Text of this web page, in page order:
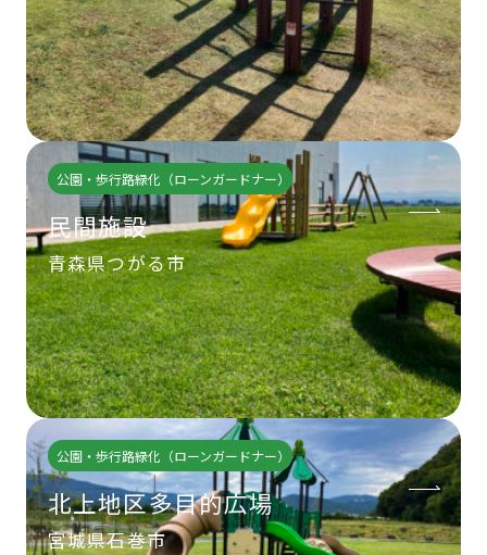
公園・歩行路緑化（ローンガードナー）
民間施設
青森県つがる市
公園・歩行路緑化（ローンガードナー）
北上地区多目的広場
宮城県石巻市